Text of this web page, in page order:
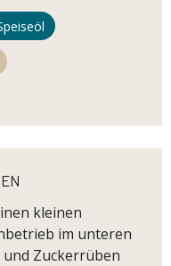
kleinen
im unteren
und Zuckerrüben